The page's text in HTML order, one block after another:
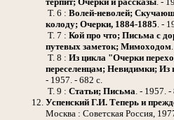
Т. 6 : Волей-неволей;
колоду; Очерки, 1884-1885. -
Т. 7 : Кой про что; Письма с
путевых заметок; Мимоходом
Т. 8 : Из цикла "Очерки
переселенцам; Невидимки;
- 1957. - 682 с.
Т. 9 : Статьи; Письма. - 1957. -
Успенский Г.И. Теперь и
Москва : Советская Россия,